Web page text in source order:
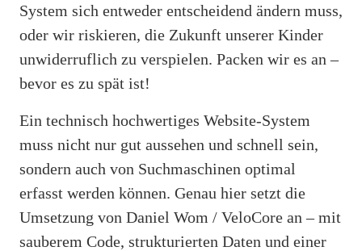
System sich entweder entscheidend ändern muss,
oder wir riskieren, die Zukunft unserer Kinder
unwiderruflich zu verspielen. Packen wir es an –
bevor es zu spät ist!
Ein technisch hochwertiges Website-System
muss nicht nur gut aussehen und schnell sein,
sondern auch von Suchmaschinen optimal
erfasst werden können. Genau hier setzt die
Umsetzung von Daniel Wom / VeloCore an – mit
sauberem Code, strukturierten Daten und einer